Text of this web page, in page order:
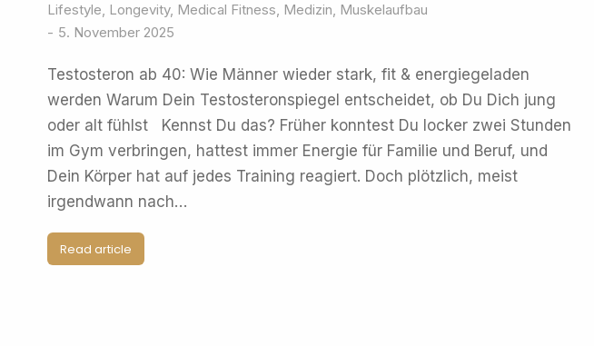
Lifestyle, Longevity, Medical Fitness, Medizin, Muskelaufbau
5. November 2025
Testosteron ab 40: Wie Männer wieder stark, fit & energiegeladen
werden Warum Dein Testosteronspiegel entscheidet, ob Du Dich jung
oder alt fühlst Kennst Du das? Früher konntest Du locker zwei Stunden
im Gym verbringen, hattest immer Energie für Familie und Beruf, und
Dein Körper hat auf jedes Training reagiert. Doch plötzlich, meist
irgendwann nach…
Read article